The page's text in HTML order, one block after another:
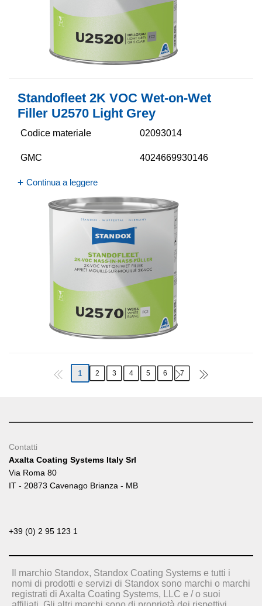
Standofleet 2K VOC Wet-on-Wet
Filler U2570 Light Grey
Codice materiale 02093014
GMC 4024669930146
Continua a leggere
1 2 3 4 5 6 7
Contatti
Axalta Coating Systems Italy Srl
Via Roma 80
IT - 20873 Cavenago Brianza - MB
+39 (0) 2 95 123 1
Il marchio Standox, Standox Coating Systems e tutti i
nomi di prodotti e servizi di Standox sono marchi o marchi
registrati di Axalta Coating Systems, LLC e / o suoi